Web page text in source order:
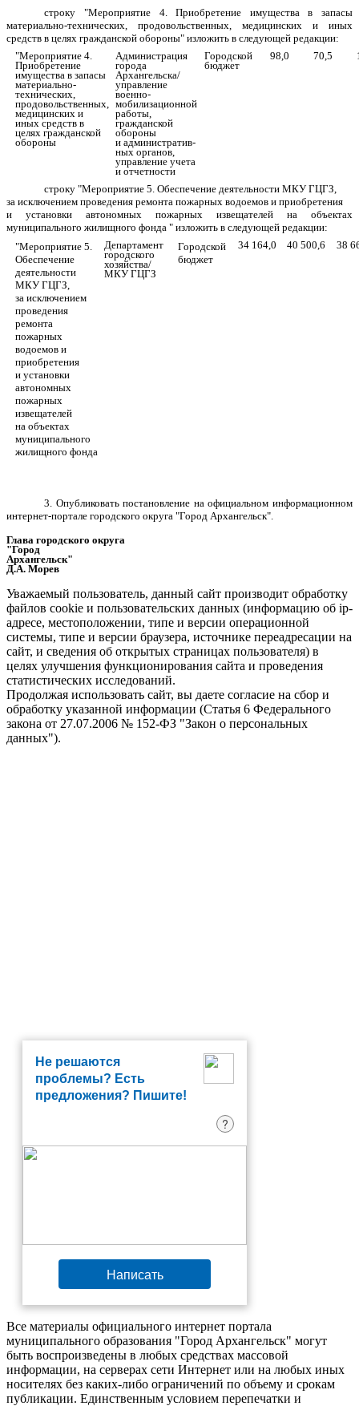
строку "Мероприятие 4. Приобретение имущества в запасы
материально-технических, продовольственных, медицинских и иных
средств в целях гражданской обороны" изложить в следующей редакции:
"Мероприятие 4.
Приобретение
имущества в запасы
материально-
технических,
продовольственных,
медицинских и
иных средств в
целях гражданской
обороны
Администрация
города
Архангельска/
управление
военно-
мобилизационной
работы,
гражданской
обороны
и административ-
ных органов,
управление учета
и отчетности
Городской
бюджет
98,0 70,5
строку "Мероприятие 5. Обеспечение деятельности МКУ ГЦГЗ,
за исключением проведения ремонта пожарных водоемов и приобретения
и установки автономных пожарных извещателей на объектах
муниципального жилищного фонда " изложить в следующей редакции:
"Мероприятие 5.
Обеспечение
деятельности
МКУ ГЦГЗ,
за исключением
проведения
ремонта
пожарных
водоемов и
приобретения
и установки
автономных
пожарных
извещателей
на объектах
муниципального
жилищного фонда
Департамент
городского
хозяйства/
МКУ ГЦГЗ
Городской
бюджет
34 164,0 40 500,6 38
3. Опубликовать постановление на официальном информационном
интернет-портале городского округа "Город Архангельск".
Глава городского округа
"Город
Архангельск"
Д.А. Морев
Уважаемый пользователь, данный сайт производит обработку
файлов cookie и пользовательских данных (информацию об ip-
адресе, местоположении, типе и версии операционной
системы, типе и версии браузера, источнике переадресации на
сайт, и сведения об открытых страницах пользователя) в
целях улучшения функционирования сайта и проведения
статистических исследований.
Продолжая использовать сайт, вы даете согласие на сбор и
обработку указанной информации (Статья 6 Федерального
закона от 27.07.2006 № 152-ФЗ "Закон о персональных
данных").
Не решаются
проблемы? Есть
предложения? Пишите!
?
Написать
Все материалы официального интернет портала
муниципального образования "Город Архангельск" могут
быть воспроизведены в любых средствах массовой
информации, на серверах сети Интернет или на любых иных
носителях без каких-либо ограничений по объему и срокам
публикации. Единственным условием перепечатки и